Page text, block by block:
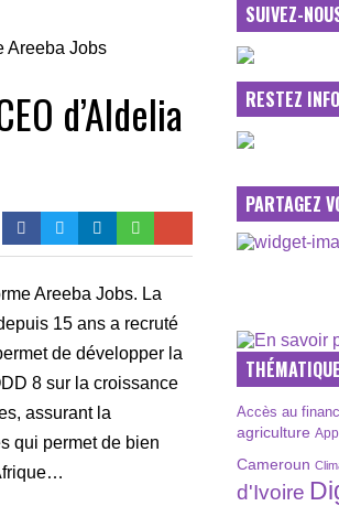
d’Aldelia
Areeba Jobs. La
15 ans a recruté
de développer la
8 sur la croissance
assurant la
qui permet de bien
SUIVEZ-
RESTEZ
PARTAGEZ
Accès au
agriculture
Cameroun
d'Ivoire